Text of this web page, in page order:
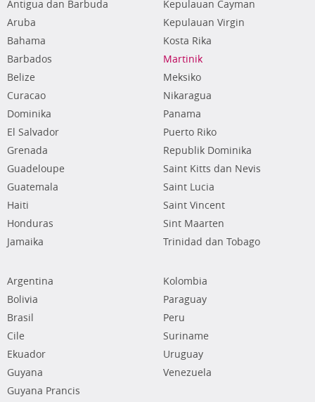
Antigua dan Barbuda
Aruba
Bahama
Barbados
Belize
Curacao
Dominika
El Salvador
Grenada
Guadeloupe
Guatemala
Haiti
Honduras
Jamaika
Kepulauan Cayman
Kepulauan Virgin
Kosta Rika
Martinik
Meksiko
Nikaragua
Panama
Puerto Riko
Republik Dominika
Saint Kitts dan Nevis
Saint Lucia
Saint Vincent
Sint Maarten
Trinidad dan Tobago
Argentina
Bolivia
Brasil
Cile
Ekuador
Guyana
Guyana Prancis
Kolombia
Paraguay
Peru
Suriname
Uruguay
Venezuela